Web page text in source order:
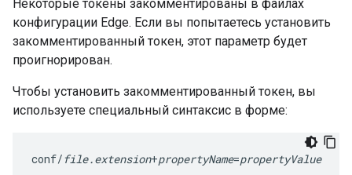
Некоторые токены закомментированы в файлах
конфигурации Edge. Если вы попытаетесь установить
закомментированный токен, этот параметр будет
проигнорирован.
Чтобы установить закомментированный токен, вы
используете специальный синтаксис в форме:
conf/file.extension+propertyName=propertyValue